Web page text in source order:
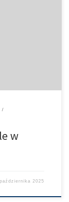
w
2025